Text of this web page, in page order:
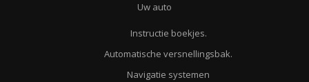
Uw auto
Instructie boekjes.
Automatische versnellingsbak.
Navigatie systemen